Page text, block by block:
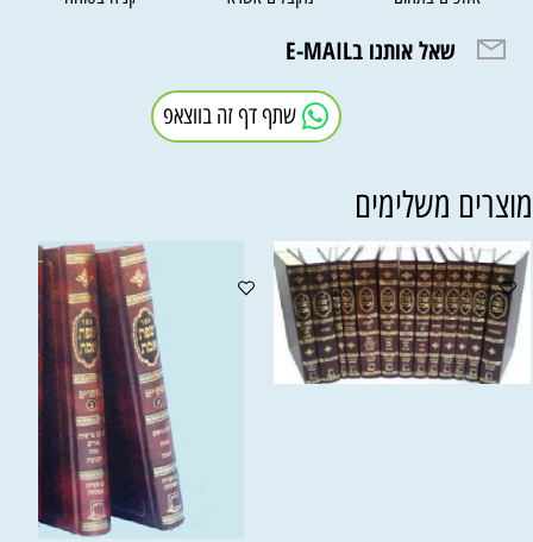
שאל אותנו בE-MAIL
שתף דף זה בווצאפ
משלימים